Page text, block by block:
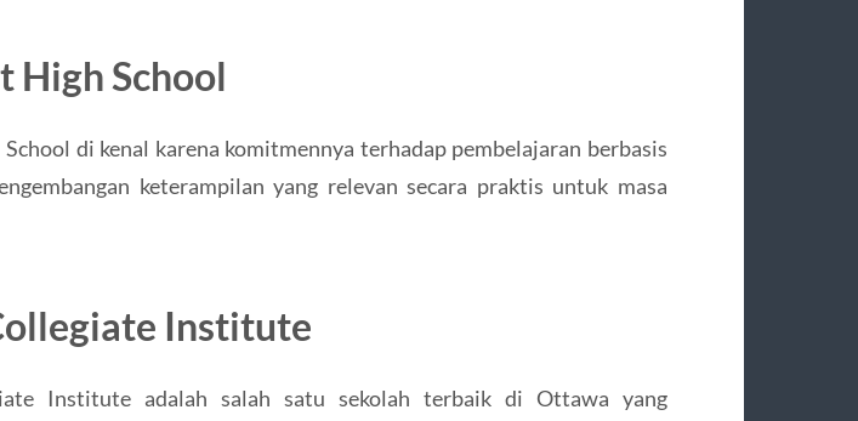
High School
di kenal karena komitmennya terhadap pembelajaran berbasis
keterampilan yang relevan secara praktis untuk masa
Institute
Institute adalah salah satu sekolah terbaik di Ottawa yang